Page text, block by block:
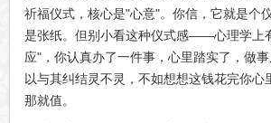
祈福仪式，核心是"心意"。你信，它就是个
是张纸。但别小看这种仪式感——心理学上
应"，你认真办了一件事，心里踏实了，做
以与其纠结灵不灵，不如想想这钱花完你心
那就值。